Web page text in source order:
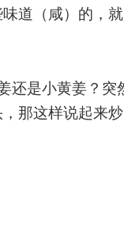
道（咸）的，
还是小黄姜？
那这样说起来